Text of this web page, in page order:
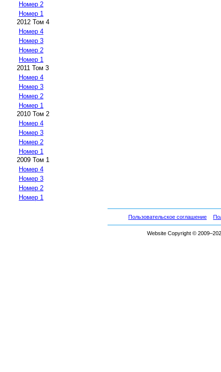
Номер 2
Номер 1
2012 Том 4
Номер 4
Номер 3
Номер 2
Номер 1
2011 Том 3
Номер 4
Номер 3
Номер 2
Номер 1
2010 Том 2
Номер 4
Номер 3
Номер 2
Номер 1
2009 Том 1
Номер 4
Номер 3
Номер 2
Номер 1
Пользовательское соглашение
Website Copyright ©